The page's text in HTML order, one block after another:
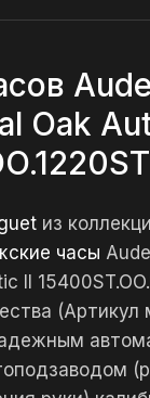
Oak
из
часы
II
(Артикул